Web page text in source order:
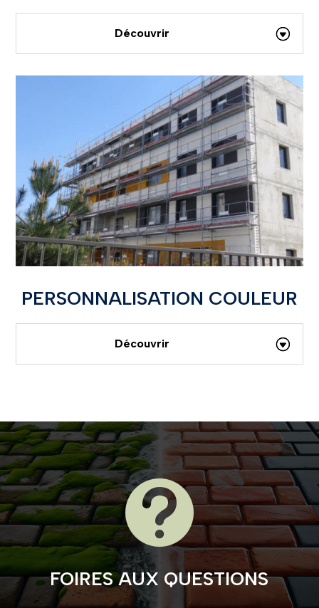
Découvrir
PERSONNALISATION COULEUR
Découvrir

FOIRES AUX QUESTIONS